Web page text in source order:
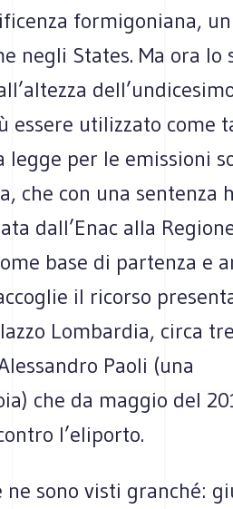
formigoniana,
negli States. Ma ora lo
essere utilizzato come
per le emissioni
che con una sentenza
dall’Enac alla
base di partenza e
il ricorso
Lombardia, circa
Paoli (una
che da maggio del
l’eliporto.
sono visti granché: